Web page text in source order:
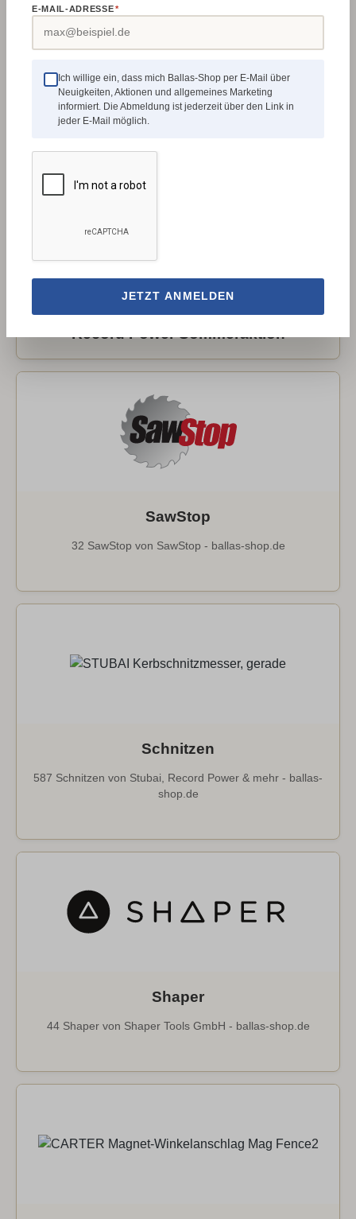
Record Power
Komplettes Record Power Sortiment: Bandsägen,
Record Power Sommeraktion
SawStop
32 SawStop von SawStop - ballas-shop.de
Schnitzen
587 Schnitzen von Stubai, Record Power & mehr - ballas-
shop.de
Shaper
44 Shaper von Shaper Tools GmbH - ballas-shop.de
E-MAIL-ADRESSE*
Ich willige ein, dass mich Ballas-Shop per E-Mail über
Neuigkeiten, Aktionen und allgemeines Marketing
informiert. Die Abmeldung ist jederzeit über den Link in
jeder E-Mail möglich.
JETZT ANMELDEN